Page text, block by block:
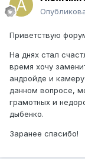
Приветствую
На днях стал
время хочу
андройде и
данном вопросе,
грамотных и
дыбенко.
Заранее спасибо!